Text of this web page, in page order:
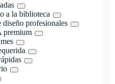
a la biblioteca
diseño profesionales
premium